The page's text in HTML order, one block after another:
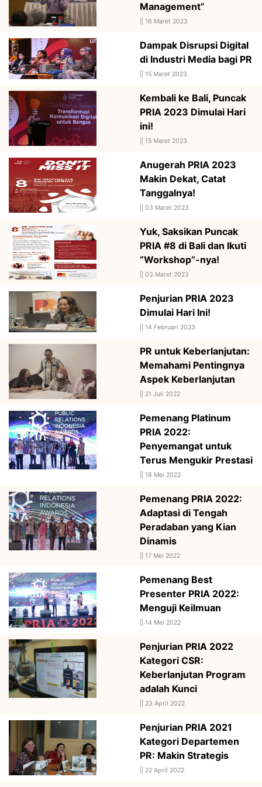
Management”
16 Maret 2023
Dampak Disrupsi Digital
di Industri Media bagi PR
15 Maret 2023
Kembali ke Bali, Puncak
PRIA 2023 Dimulai Hari
ini!
15 Maret 2023
Anugerah PRIA 2023
Makin Dekat, Catat
Tanggalnya!
03 Maret 2023
Yuk, Saksikan Puncak
PRIA #8 di Bali dan Ikuti
“Workshop”-nya!
03 Maret 2023
Penjurian PRIA 2023
Dimulai Hari Ini!
14 Februari 2023
PR untuk Keberlanjutan:
Memahami Pentingnya
Aspek Keberlanjutan
21 Juli 2022
Pemenang Platinum
PRIA 2022:
Penyemangat untuk
Terus Mengukir Prestasi
18 Mei 2022
Pemenang PRIA 2022:
Adaptasi di Tengah
Peradaban yang Kian
Dinamis
17 Mei 2022
Pemenang Best
Presenter PRIA 2022:
Menguji Keilmuan
14 Mei 2022
Penjurian PRIA 2022
Kategori CSR:
Keberlanjutan Program
adalah Kunci
23 April 2022
Penjurian PRIA 2021
Kategori Departemen
PR: Makin Strategis
22 April 2022